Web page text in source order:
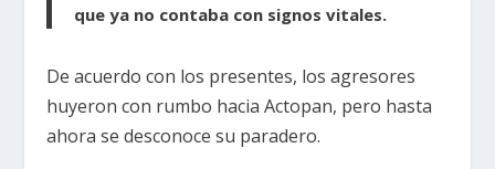
que ya no contaba con signos vitales.
De acuerdo con los presentes, los agresores
huyeron con rumbo hacia Actopan, pero hasta
ahora se desconoce su paradero.